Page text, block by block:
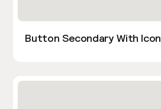
Button Secondary With Icon